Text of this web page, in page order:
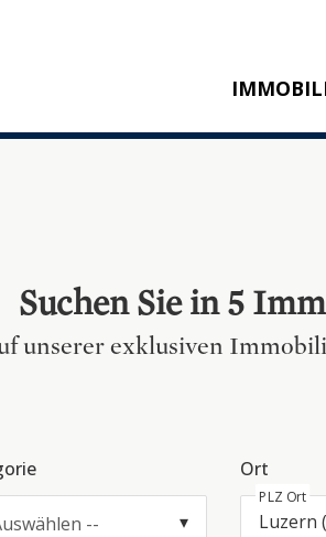
Suchen Sie in 5
unserer exklusiven
--
Ort
PLZ Ort